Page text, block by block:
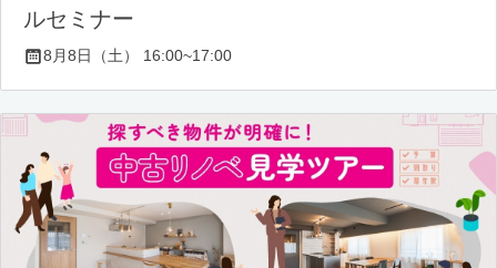
ルセミナー
8月8日（土） 16:00~17:00